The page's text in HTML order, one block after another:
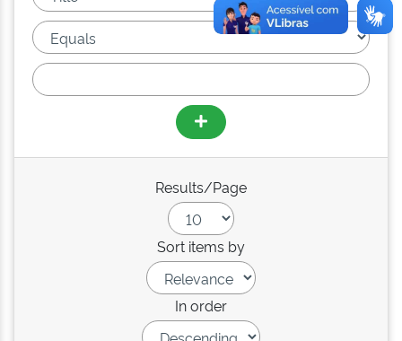
Results/Page
Sort items by
In order